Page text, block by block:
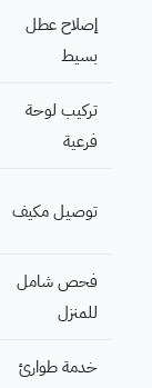
إصلاح عطل
بسيط
تركيب لوحة
فرعية
توصيل مكيف
فحص شامل
للمنزل
خدمة طوارئ